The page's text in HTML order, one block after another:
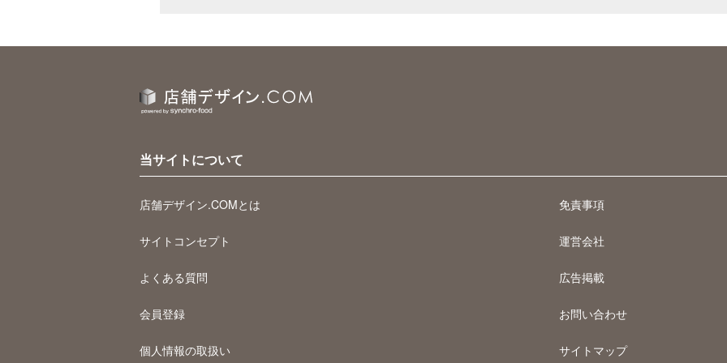
当サイトについて
店舗デザイン.COMとは
サイトコンセプト
よくある質問
会員登録
個人情報の取扱い
免責事項
運営会社
広告掲載
お問い合わせ
サイトマップ